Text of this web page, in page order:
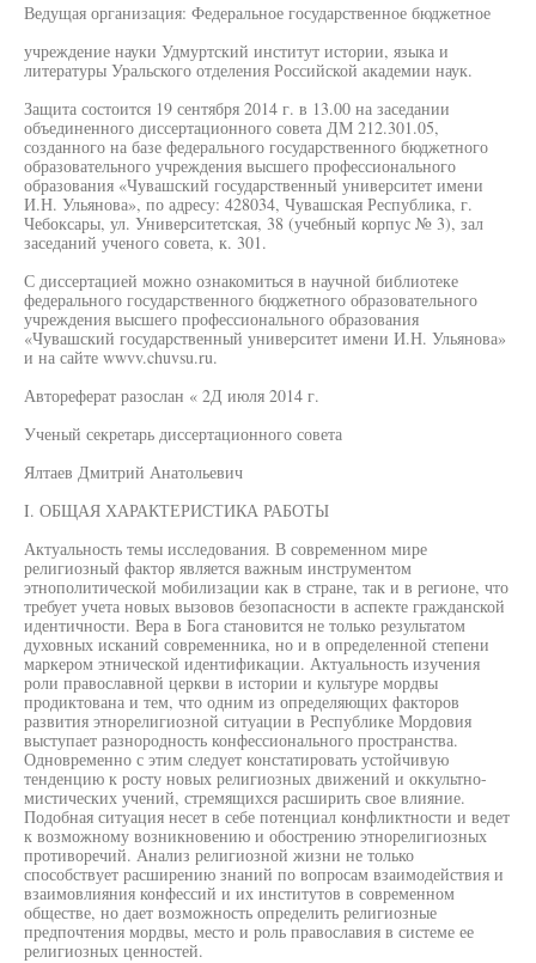
Ведущая организация: Федеральное государственное бюджетное
учреждение науки Удмуртский институт истории, языка и
литературы Уральского отделения Российской академии наук.
Защита состоится 19 сентября 2014 г. в 13.00 на заседании
объединенного диссертационного совета ДМ 212.301.05,
созданного на базе федерального государственного бюджетного
образовательного учреждения высшего профессионального
образования «Чувашский государственный университет имени
И.Н. Ульянова», по адресу: 428034, Чувашская Республика, г.
Чебоксары, ул. Университетская, 38 (учебный корпус № 3), зал
заседаний ученого совета, к. 301.
С диссертацией можно ознакомиться в научной библиотеке
федерального государственного бюджетного образовательного
учреждения высшего профессионального образования
«Чувашский государственный университет имени И.Н. Ульянова»
и на сайте wwvv.chuvsu.ru.
Автореферат разослан « 2Д июля 2014 г.
Ученый секретарь диссертационного совета
Ялтаев Дмитрий Анатольевич
I. ОБЩАЯ ХАРАКТЕРИСТИКА РАБОТЫ
Актуальность темы исследования. В современном мире
религиозный фактор является важным инструментом
этнополитической мобилизации как в стране, так и в регионе, что
требует учета новых вызовов безопасности в аспекте гражданской
идентичности. Вера в Бога становится не только результатом
духовных исканий современника, но и в определенной степени
маркером этнической идентификации. Актуальность изучения
роли православной церкви в истории и культуре мордвы
продиктована и тем, что одним из определяющих факторов
развития этнорелигиозной ситуации в Республике Мордовия
выступает разнородность конфессионального пространства.
Одновременно с этим следует констатировать устойчивую
тенденцию к росту новых религиозных движений и оккультно-
мистических учений, стремящихся расширить свое влияние.
Подобная ситуация несет в себе потенциал конфликтности и ведет
к возможному возникновению и обострению этнорелигиозных
противоречий. Анализ религиозной жизни не только
способствует расширению знаний по вопросам взаимодействия и
взаимовлияния конфессий и их институтов в современном
обществе, но дает возможность определить религиозные
предпочтения мордвы, место и роль православия в системе ее
религиозных ценностей.